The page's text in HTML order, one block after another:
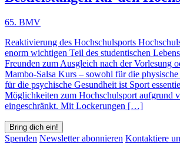
65. BMV
Reaktivierung des Hochschulsports
enorm wichtigen Teil des studentischen
Freunden zum Ausgleich nach der Vorlesung
Mambo-Salsa Kurs – sowohl für die physische
für die psychische Gesundheit ist Sport
Möglichkeiten zum Hochschulsport aufgrund
eingeschränkt. Mit Lockerungen […]
Bring dich ein!
Spenden Newsletter abonnieren Kontaktiere